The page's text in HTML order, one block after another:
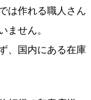
は作れる職人さん
ません。
、国内にある在庫